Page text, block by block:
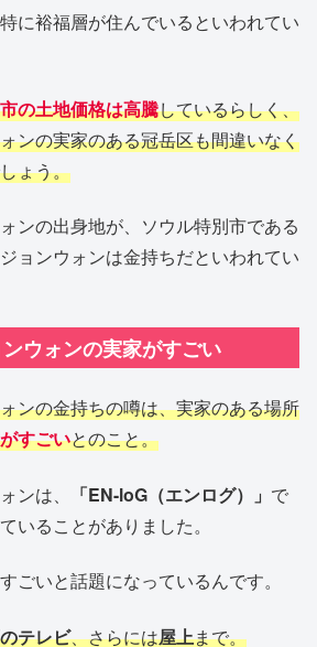
に裕福層が住んでいるといわれてい
の土地価格は高騰しているらしく、
ンの実家のある冠岳区も間違いなく
ょう。
ンの出身地が、ソウル特別市である
ョンウォンは金持ちだといわれてい
ウォンの実家がすごい
ンの金持ちの噂は、実家のある場所
すごいとのこと。
ンは、 「EN-loG（エンログ）」 で
いることがありました。
ごいと話題になっているんです。
テレビ、さらには屋上まで。